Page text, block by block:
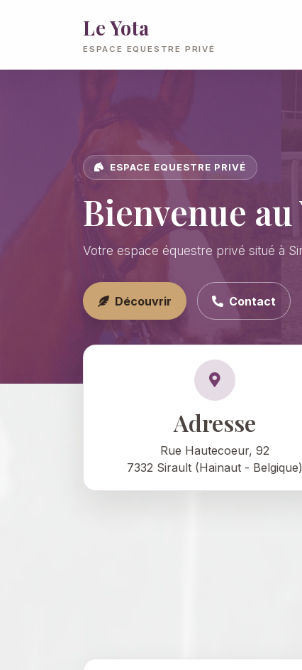
Le Yota
ESPACE EQUESTRE PRIVÉ
ESPACE EQUESTRE PRIVÉ
Bienvenue au
Votre espace équestre privé situé à
Découvrir Contact
Adresse
Rue Hautecoeur, 92
7332 Sirault (Hainaut - Belgique)